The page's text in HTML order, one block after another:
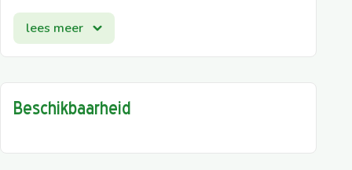
Ter info: Kampeerplek 107 op het Romantisch kamp
heeft géén wateraansluiting.
voorkeurslocatie tegen betaling door op de
lees meer
Beschikbaarheid